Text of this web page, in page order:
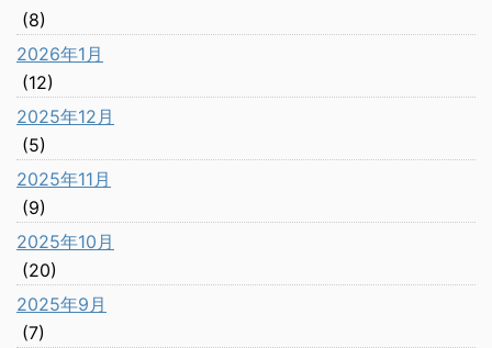
(8)
2026年1月
(12)
2025年12月
(5)
2025年11月
(9)
2025年10月
(20)
2025年9月
(7)